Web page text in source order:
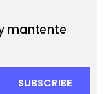
mantente